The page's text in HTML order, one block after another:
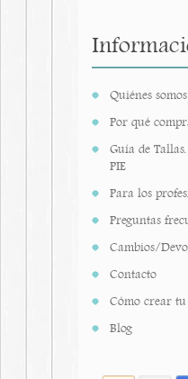
Quiénes somos
Por qué
Guía de
PIE
Para los
Preguntas
Cambios/
Contacto
Cómo crear tu
Blog